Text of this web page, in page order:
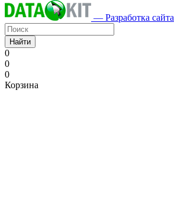
— Разработка сайта
Найти
0
0
0
Корзина